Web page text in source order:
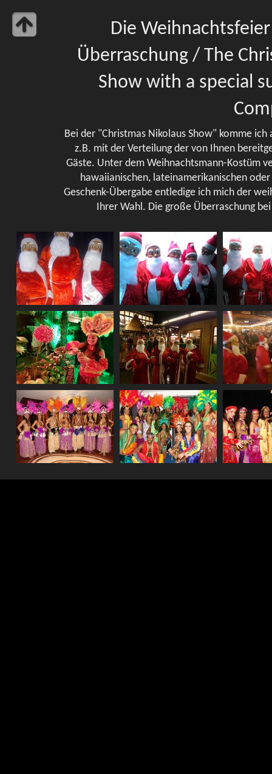
Die
Überraschung / The
Show with a special
Bei der "Christmas Nikolaus Show" komme
z.B. mit der Verteilung der von Ihnen
Gäste. Unter dem Weihnachtsmann-Kostüm
hawaiianischen, lateinamerikanischen
Geschenk-Übergabe entledige ich mich der
Ihrer Wahl. Die große Überraschung